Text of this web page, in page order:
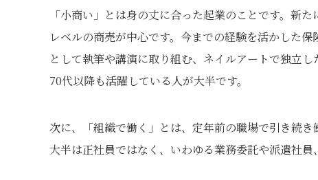
「小商い」とは身の丈に合った起業のことです。新
レベルの商売が中心です。今までの経験を活かした
として執筆や講演に取り組む、ネイルアートで独立
70代以降も活躍している人が大半です。
次に、「組織で働く」とは、定年前の職場で引き続
大半は正社員ではなく、いわゆる業務委託や派遣社員